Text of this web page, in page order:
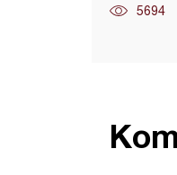
5694